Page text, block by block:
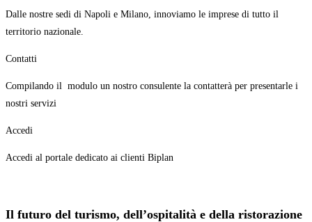
Dalle nostre sedi di Napoli e Milano, innoviamo le imprese di tutto il
territorio nazionale.
Contatti
Compilando il modulo un nostro consulente la contatterà per presentarle i
nostri servizi
Accedi
Accedi al portale dedicato ai clienti Biplan
Il futuro del turismo, dell’ospitalità e della ristorazione